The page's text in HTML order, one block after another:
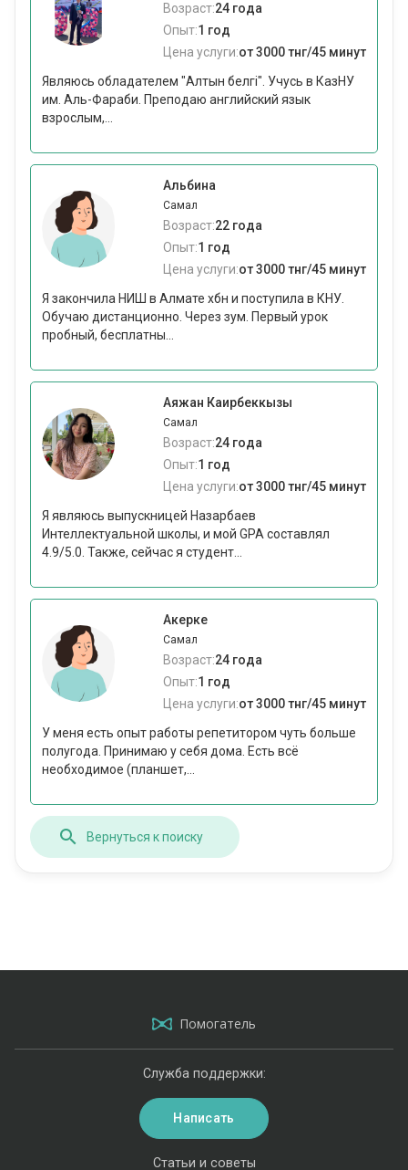
Возраст:24 года
Опыт:1 год
Цена услуги:от 3000 тнг/45 минут
Являюсь обладателем "Алтын белгі". Учусь в КазНУ
им. Аль-Фараби. Преподаю английский язык
взрослым,...
Альбина
Самал
Возраст:22 года
Опыт:1 год
Цена услуги:от 3000 тнг/45 минут
Я закончила НИШ в Алмате хбн и поступила в КНУ.
Обучаю дистанционно. Через зум. Первый урок
пробный, бесплатны...
Аяжан Каирбеккызы
Самал
Возраст:24 года
Опыт:1 год
Цена услуги:от 3000 тнг/45 минут
Я являюсь выпускницей Назарбаев
Интеллектуальной школы, и мой GPA составлял
4.9/5.0. Также, сейчас я студент...
Акерке
Самал
Возраст:24 года
Опыт:1 год
Цена услуги:от 3000 тнг/45 минут
У меня есть опыт работы репетитором чуть больше
полугода. Принимаю у себя дома. Есть всё
необходимое (планшет,...
Вернуться к поиску
Помогатель
Статьи и советы
Служба поддержки:
Написать